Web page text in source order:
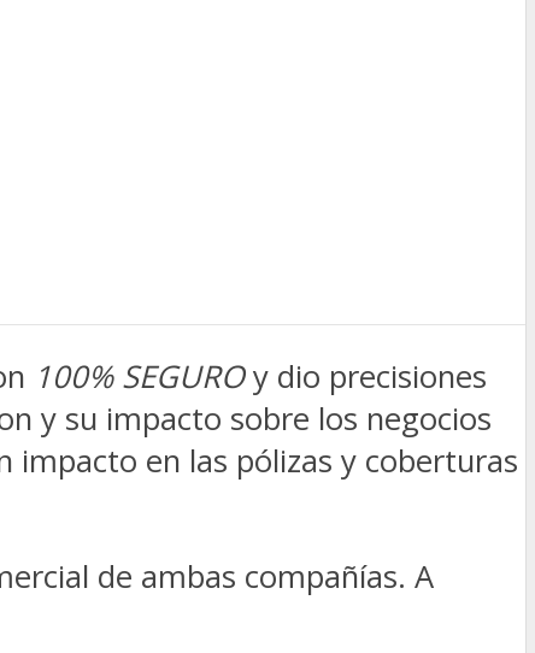
100% SEGUROy dio precisiones
y su impacto sobre los negocios
en las pólizas y coberturas
de ambas compañías. A